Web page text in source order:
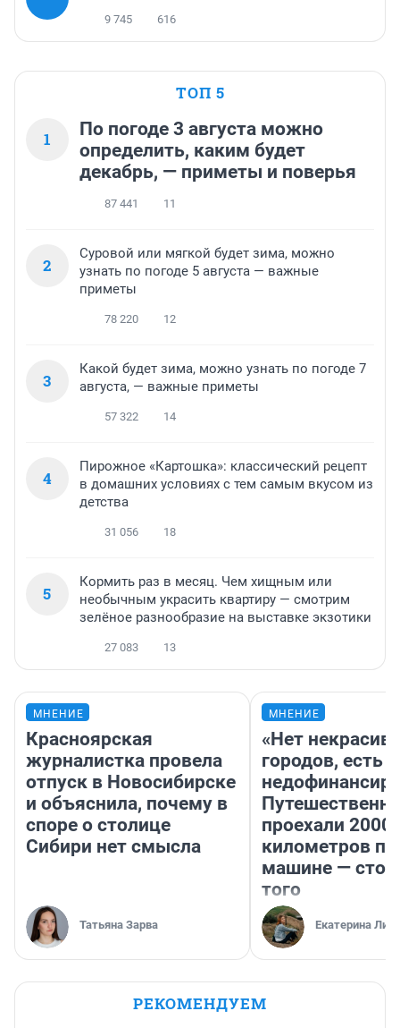
9 745 616
ТОП 5
1
По погоде 3 августа можно
определить, каким будет
декабрь, — приметы и поверья
87 441 11
2
Суровой или мягкой будет зима, можно
узнать по погоде 5 августа — важные
приметы
78 220 12
3
Какой будет зима, можно узнать по погоде 7
августа, — важные приметы
57 322 14
4
Пирожное «Картошка»: классический рецепт
в домашних условиях с тем самым вкусом из
детства
31 056 18
5
Кормить раз в месяц. Чем хищным или
необычным украсить квартиру — смотрим
зелёное разнообразие на выставке экзотики
27 083 13
МНЕНИЕ
Красноярская
журналистка провела
отпуск в Новосибирске
и объяснила, почему в
споре о столице
Сибири нет смысла
Татьяна Зарва
МНЕНИЕ
«Нет
городов, есть
проехали 2000
километров по
машине —
того
Екатерина
РЕКОМЕНДУЕМ